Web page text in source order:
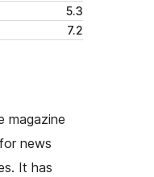
5.3
7.2
magazine
news
It has